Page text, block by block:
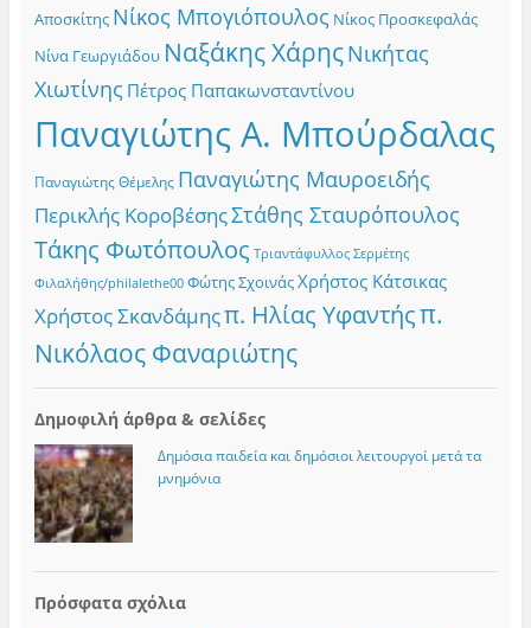
Αποσκίτης Νίκος Μπογιόπουλος Νίκος Προσκεφαλάς
Νίνα Γεωργιάδου Ναξάκης ΧάρηςΝικήτας
Χιωτίνης Πέτρος Παπακωνσταντίνου
Παναγιώτης Α. Μπούρδαλας
Παναγιώτης Θέμελης Παναγιώτης Μαυροειδής
Περικλής ΚοροβέσηςΣτάθης Σταυρόπουλος
Τάκης Φωτόπουλος Τριαντάφυλλος Σερμέτης
Φιλαλήθης/philalethe00 Φώτης ΣχοινάςΧρήστος Κάτσικας
Χρήστος Σκανδάμηςπ. Ηλίας Υφαντήςπ.
Νικόλαος Φαναριώτης
Δημοφιλή άρθρα & σελίδες
Δημόσια παιδεία και δημόσιοι λειτουργοί μετά τα
μνημόνια
Πρόσφατα σχόλια